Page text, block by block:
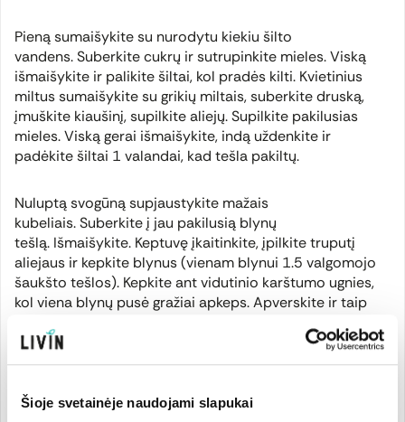
Šioje svetainėje naudojami slapukai
Pieną sumaišykite su nurodytu kiekiu šilto
vandens. Suberkite cukrų ir sutrupinkite mieles. Viską
išmaišykite ir palikite šiltai, kol pradės kilti. Kvietinius
miltus sumaišykite su grikių miltais, suberkite druską,
įmuškite kiaušinį, supilkite aliejų. Supilkite pakilusias
mieles. Viską gerai išmaišykite, indą uždenkite ir
padėkite šiltai 1 valandai, kad tešla pakiltų.
Nuluptą svogūną supjaustykite mažais
kubeliais. Suberkite į jau pakilusią blynų
tešlą. Išmaišykite. Keptuvę įkaitinkite, įpilkite truputį
aliejaus ir kepkite blynus (vienam blynui 1.5 valgomojo
šaukšto tešlos). Kepkite ant vidutinio karštumo ugnies,
kol viena blynų pusė gražiai apkeps. Apverskite ir taip
iškart su grietine arba majonezo - krienų padažu.